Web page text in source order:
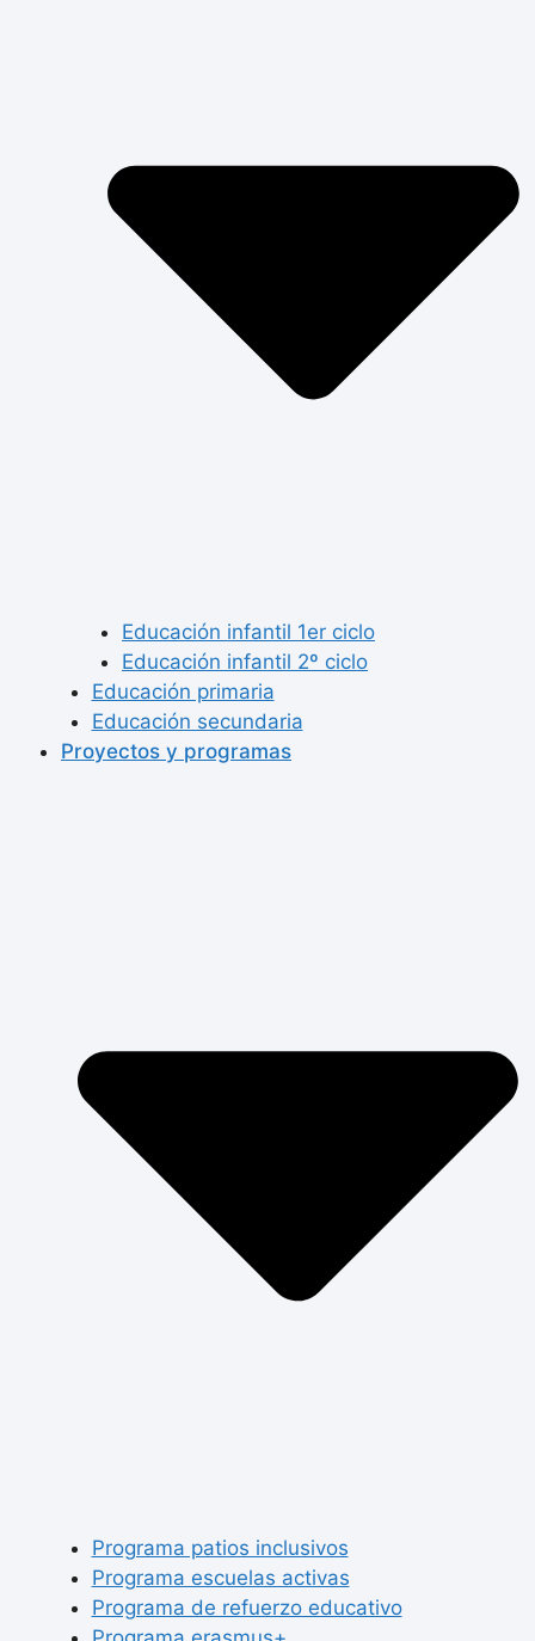
Educación infantil 1er ciclo
Educación infantil 2º ciclo
Educación primaria
Educación secundaria
Proyectos y programas
Programa patios inclusivos
Programa escuelas activas
Programa de refuerzo educativo